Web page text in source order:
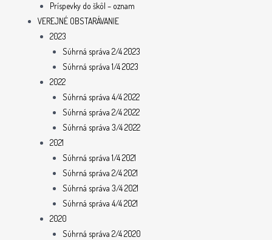
Príspevky do škôl – oznam
VEREJNÉ OBSTARÁVANIE
2023
Súhrná správa 2/4 2023
Súhrná správa 1/4 2023
2022
Súhrná správa 4/4 2022
Súhrná správa 2/4 2022
Súhrná správa 3/4 2022
2021
Súhrná správa 1/4 2021
Súhrná správa 2/4 2021
Súhrná správa 3/4 2021
Súhrná správa 4/4 2021
2020
Súhrná správa 2/4 2020